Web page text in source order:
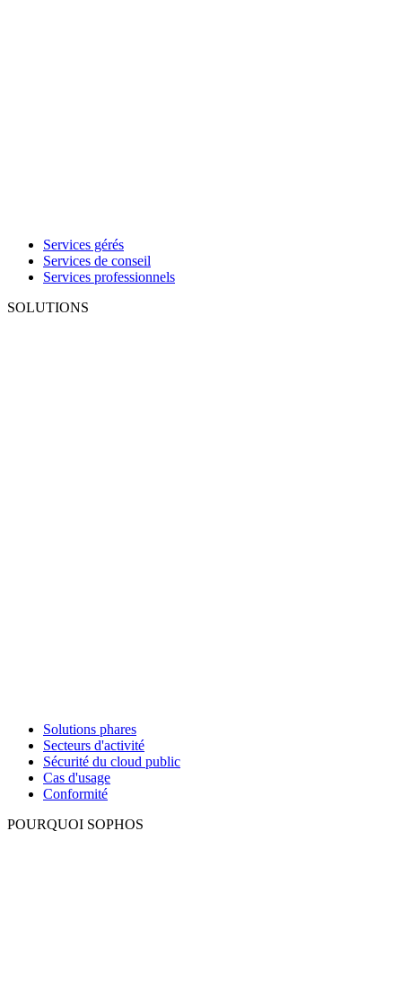
Services gérés
Services de conseil
Services professionnels
SOLUTIONS
Solutions phares
Secteurs d'activité
Sécurité du cloud public
Cas d'usage
Conformité
POURQUOI SOPHOS